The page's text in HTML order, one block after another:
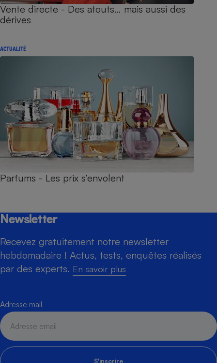
Vente directe - Des atouts… mais aussi des
dérives
ACTUALITÉ
Parfums - Les prix s’envolent
Newsletter
Recevez gratuitement notre newsletter
hebdomadaire ! Actus, tests, enquêtes réalisés
par des experts. En savoir plus
Adresse mail
S'inscrire